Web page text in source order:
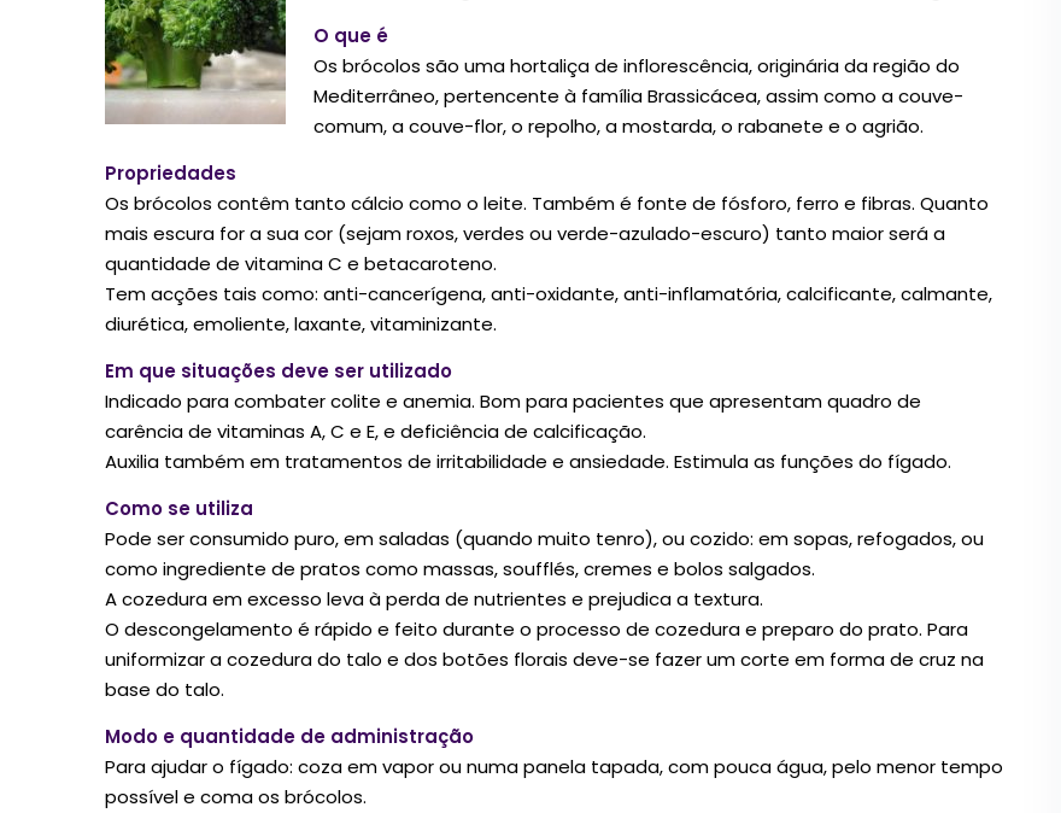
O que é
Os brócolos são uma hortaliça de inflorescência, originária da região do
Mediterrâneo, pertencente à família Brassicácea, assim como a couve-
comum, a couve-flor, o repolho, a mostarda, o rabanete e o agrião.
Propriedades
Os brócolos contêm tanto cálcio como o leite. Também é fonte de fósforo, ferro e fibras. Quanto
mais escura for a sua cor (sejam roxos, verdes ou verde-azulado-escuro) tanto maior será a
quantidade de vitamina C e betacaroteno.
Tem acções tais como: anti-cancerígena, anti-oxidante, anti-inflamatória, calcificante, calmante,
diurética, emoliente, laxante, vitaminizante.
Em que situações deve ser utilizado
Indicado para combater colite e anemia. Bom para pacientes que apresentam quadro de
carência de vitaminas A, C e E, e deficiência de calcificação.
Auxilia também em tratamentos de irritabilidade e ansiedade. Estimula as funções do fígado.
Como se utiliza
Pode ser consumido puro, em saladas (quando muito tenro), ou cozido: em sopas, refogados, ou
como ingrediente de pratos como massas, soufflés, cremes e bolos salgados.
A cozedura em excesso leva à perda de nutrientes e prejudica a textura.
O descongelamento é rápido e feito durante o processo de cozedura e preparo do prato. Para
uniformizar a cozedura do talo e dos botões florais deve-se fazer um corte em forma de cruz na
base do talo.
Modo e quantidade de administração
Para ajudar o fígado: coza em vapor ou numa panela tapada, com pouca água, pelo menor tempo
possível e coma os brócolos.